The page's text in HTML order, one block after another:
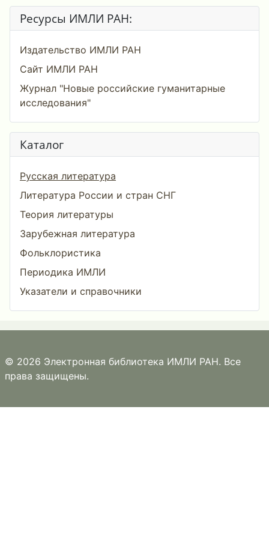
Ресурсы ИМЛИ РАН:
Издательство ИМЛИ РАН
Сайт ИМЛИ РАН
Журнал "Новые российские гуманитарные
исследования"
Каталог
Русская литература
Литература России и стран СНГ
Теория литературы
Зарубежная литература
Фольклористика
Периодика ИМЛИ
Указатели и справочники
© 2026 Электронная библиотека ИМЛИ РАН. Все
права защищены.